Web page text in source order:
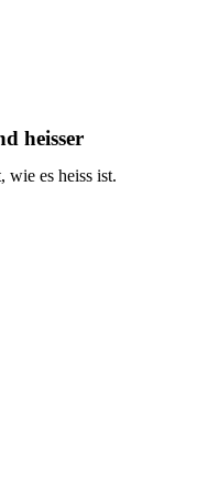
heisser
wie es heiss ist.